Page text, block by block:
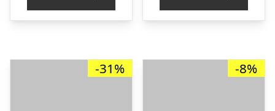
kr. 3.089,81.kr. 2.090,00.
kr. 4.443,94.
-31% -8%